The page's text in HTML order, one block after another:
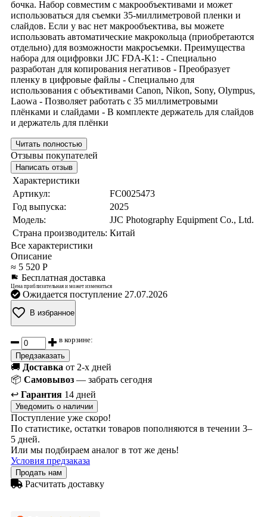
бочка. Набор совместим с макрообъективами и может
использоваться для съемки 35-миллиметровой пленки и
слайдов. Если у вас нет макрообъектива, вы можете
использовать автоматические макрокольца (приобретаются
отдельно) для возможности макросъемки. Преимущества
набора для оцифровки JJC FDA-K1: - Специально
разработан для копирования негативов - Преобразует
пленку в цифровые файлы - Специально для
использования с объективами Canon, Nikon, Sony, Olympus,
Laowa - Позволяет работать с 35 миллиметровыми
плёнками и слайдами - В комплекте держатель для слайдов
и держатель для плёнки
Читать полностью
Отзывы покупателей
Написать отзыв
Характеристики
Артикул:
FC0025473
Год выпуска:
2025
Модель:
JJC Photography Equipment Co., Ltd.
Страна производитель: Китай
Все характеристики
Описание
≈ 5 520 Р
Бесплатная доставка
Цена приблизительная и может измениться
Ожидается поступление 27.07.2026
В избранное
в корзине:
Предзаказать
🚚 Доставка от 2-х дней
📦 Самовывоз — забрать сегодня
↩️ Гарантия 14 дней
Уведомить о наличии
Поступление уже скоро!
По статистике, остатки товаров пополняются в течении 3–
5 дней.
Или мы подбираем аналог в тот же день!
Условия предзаказа
Продать нам
Расчитать доставку